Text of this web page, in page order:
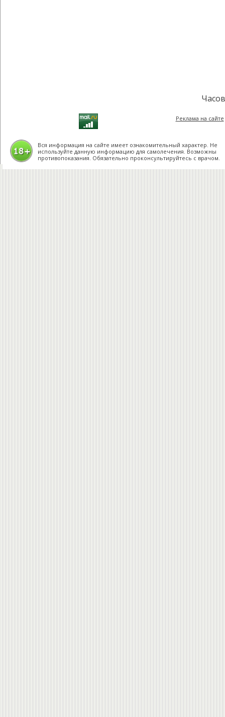
Реклама на сайте
Вся информация на сайте имеет ознакомительный характер. Не
используйте данную информацию для самолечения. Возможны
противопоказания. Обязательно проконсультируйтесь с врачом.